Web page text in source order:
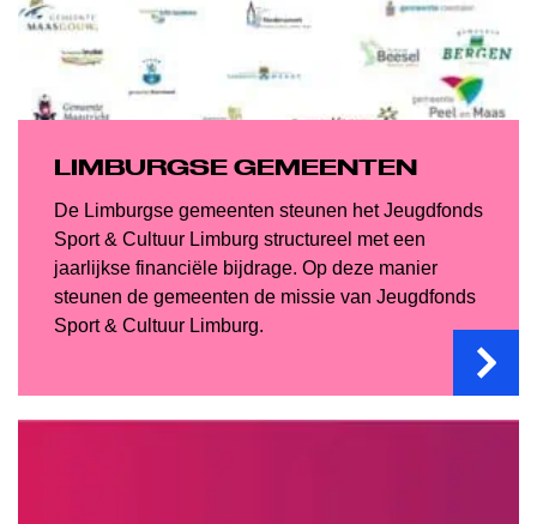
LIMBURGSE GEMEENTEN
De Limburgse gemeenten steunen het Jeugdfonds
Sport & Cultuur Limburg structureel met een
jaarlijkse financiële bijdrage. Op deze manier
steunen de gemeenten de missie van Jeugdfonds
Sport & Cultuur Limburg.